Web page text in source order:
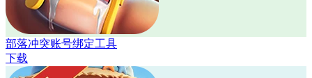
部落冲突账号绑定工具
下载